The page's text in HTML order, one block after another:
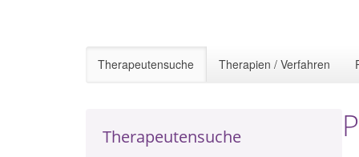
Therapeutensuche Therapien / Verfahren
Therapeutensuche